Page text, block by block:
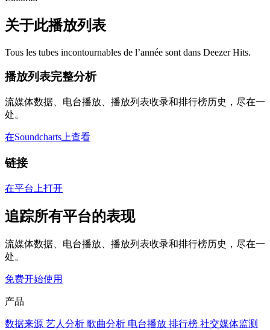
关于此播放列表
Tous les tubes incontournables de l’année sont dans Deezer Hits.
播放列表完整分析
流媒体数据、电台播放、播放列表收录和排行榜历史，尽在一
处。
在Soundcharts上查看
链接
在平台上打开
追踪所有平台的表现
流媒体数据、电台播放、播放列表收录和排行榜历史，尽在一
处。
免费开始使用
产品
数据来源 艺人分析 歌曲分析 电台播放 排行榜 社交媒体监测